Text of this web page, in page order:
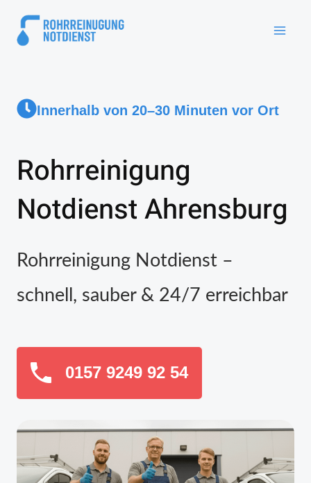
Innerhalb von 20–30 Minuten vor Ort
Rohrreinigung
Notdienst Ahrensburg
Rohrreinigung Notdienst –
schnell, sauber & 24/7 erreichbar
0157 9249 92 54